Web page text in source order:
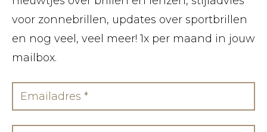
voor zonnebrillen, updates over sportbrillen
en nog veel, veel meer! 1x per maand in jouw
mailbox.